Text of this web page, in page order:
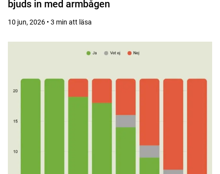
bjuds in med armbågen
10 jun, 2026 • 3 min att läsa